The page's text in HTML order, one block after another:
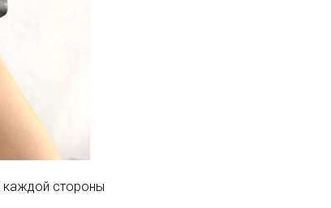
каждой стороны